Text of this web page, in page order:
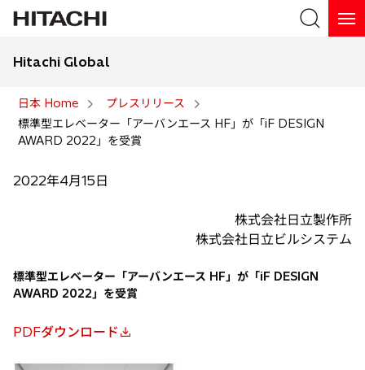
Hitachi Global
日本 Home
プレスリリース
標準型エレベーター「アーバンエース HF」が「iF DESIGN
AWARD 2022」を受賞
2022年4月15日
株式会社日立製作所
株式会社日立ビルシステム
標準型エレベーター「アーバンエース HF」が「iF DESIGN
AWARD 2022」を受賞
PDFダウンロード
新
し